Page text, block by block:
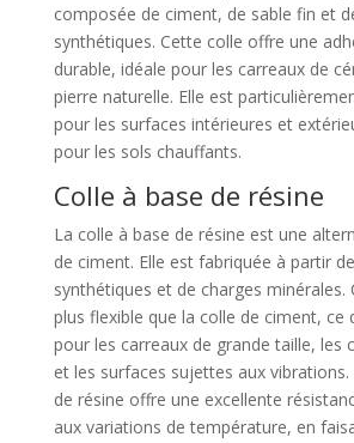
composée de ciment, de sable fin et
synthétiques. Cette colle offre une
durable, idéale pour les carreaux de
pierre naturelle. Elle est
pour les surfaces intérieures et
pour les sols chauffants.
Colle à base de résine
La colle à base de résine est une
de ciment. Elle est fabriquée à partir
synthétiques et de charges minérales.
plus flexible que la colle de ciment, ce
pour les carreaux de grande taille, les
et les surfaces sujettes aux vibrations.
de résine offre une excellente
aux variations de température, en